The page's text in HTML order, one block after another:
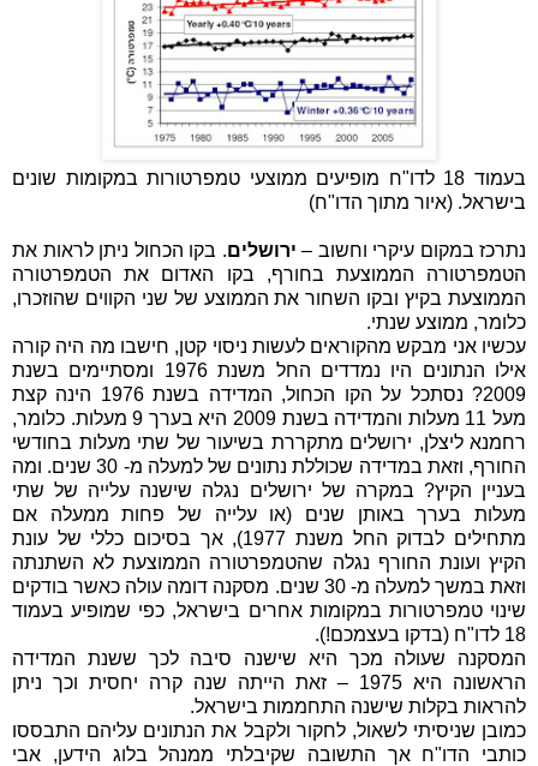
בעמוד 18 לדו"ח מופיעים ממוצעי טמפרטורות במקומות שונים
בישראל. (איור מתוך הדו"ח)
נתרכז במקום עיקרי וחשוב – ירושלים. בקו הכחול ניתן לראות את
הטמפרטורה הממוצעת בחורף, בקו האדום את הטמפרטורה
הממוצעת בקיץ ובקו השחור את הממוצע של שני הקווים שהוזכרו,
כלומר, ממוצע שנתי.
עכשיו אני מבקש מהקוראים לעשות ניסוי קטן, חישבו מה היה קורה
אילו הנתונים היו נמדדים החל משנת 1976 ומסתיימים בשנת
2009? נסתכל על הקו הכחול, המדידה בשנת 1976 הינה קצת
מעל 11 מעלות והמדידה בשנת 2009 היא בערך 9 מעלות. כלומר,
רחמנא ליצלן, ירושלים מתקררת בשיעור של שתי מעלות בחודשי
החורף, וזאת במדידה שכוללת נתונים של למעלה מ- 30 שנים. ומה
בעניין הקיץ? במקרה של ירושלים נגלה שישנה עלייה של שתי
מעלות בערך באותן שנים (או עלייה של פחות ממעלה אם
מתחילים לבדוק החל משנת 1977), אך בסיכום כללי של עונת
הקיץ ועונת החורף נגלה שהטמפרטורה הממוצעת לא השתנתה
וזאת במשך למעלה מ- 30 שנים. מסקנה דומה עולה כאשר בודקים
שינוי טמפרטורות במקומות אחרים בישראל, כפי שמופיע בעמוד
18 לדו"ח (בדקו בעצמכם!).
המסקנה שעולה מכך היא שישנה סיבה לכך ששנת המדידה
הראשונה היא 1975 – זאת הייתה שנה קרה יחסית וכך ניתן
להראות בקלות שישנה התחממות בישראל.
כמובן שניסיתי לשאול, לחקור ולקבל את הנתונים עליהם התבססו
כותבי הדו"ח אך התשובה שקיבלתי ממנהל בלוג הידען, אבי